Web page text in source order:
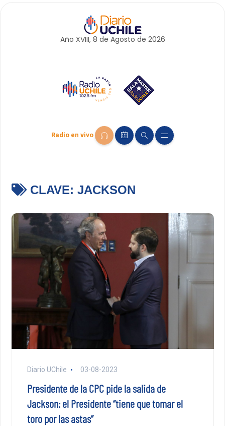
Año XVIII, 8 de Agosto de 2026
Radio en vivo
CLAVE: JACKSON
Diario UChile 03-08-2023
Presidente de la CPC pide la salida de
Jackson: el Presidente “tiene que tomar el
toro por las astas”